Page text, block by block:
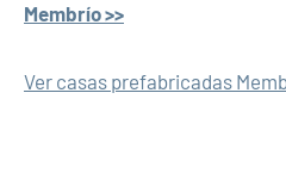
Membrío >>
Ver casas prefabricadas